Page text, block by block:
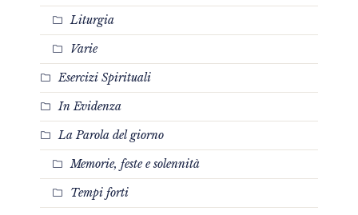
Liturgia
Varie
Esercizi Spirituali
In Evidenza
La Parola del giorno
Memorie, feste e solennità
Tempi forti